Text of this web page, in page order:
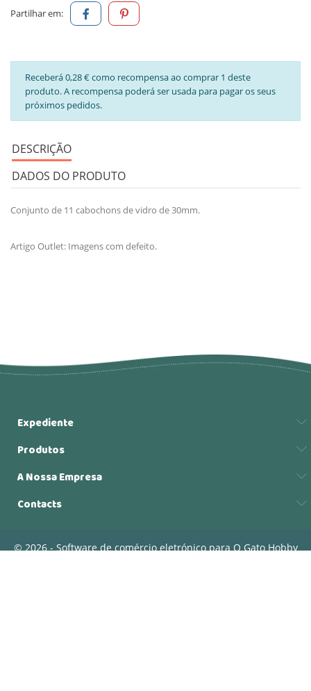
Partilhar em:
Receberá 0,28 € como recompensa ao comprar 1 deste
produto. A recompensa poderá ser usada para pagar os seus
próximos pedidos.
DESCRIÇÃO
DADOS DO PRODUTO
Conjunto de 11 cabochons de vidro de 30mm.
Artigo Outlet: Imagens com defeito.
Expediente
Produtos
A Nossa Empresa
Contacts
© 2026 - Software de comércio eletrónico para O Gato Hobby